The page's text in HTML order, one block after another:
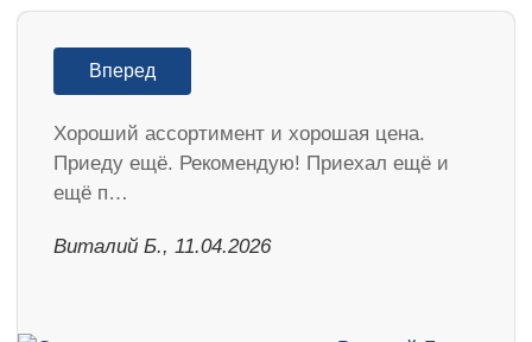
Вперед
Хороший ассортимент и хорошая цена.
Приеду ещё. Рекомендую! Приехал ещё и
ещё п…
Виталий Б., 11.04.2026